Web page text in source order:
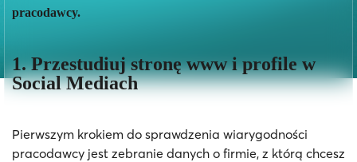
Zleć projekt
pracodawcy.
1. Przestudiuj stronę www i profile w
Social Mediach
Pierwszym krokiem do sprawdzenia wiarygodności
pracodawcy jest zebranie danych o firmie, z którą chcesz